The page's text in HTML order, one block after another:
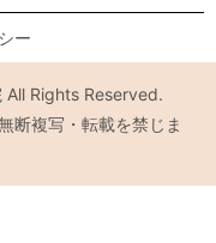
ー
Rights Reserved.
断複写・転載を禁じま